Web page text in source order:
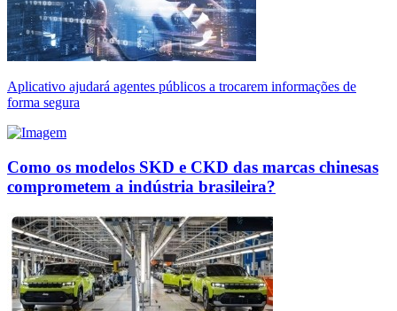
Aplicativo ajudará agentes públicos a trocarem informações de
forma segura
Como os modelos SKD e CKD das marcas chinesas
comprometem a indústria brasileira?